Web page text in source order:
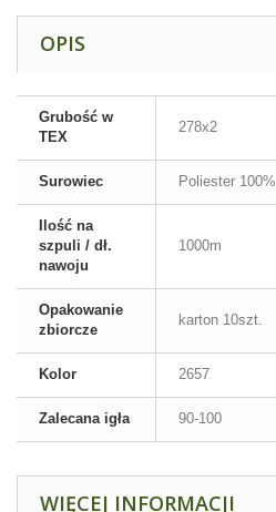
OPIS
Grubość w
TEX
278x2
Surowiec Poliester 100%
Ilość na
szpuli / dł.
nawoju
1000m
Opakowanie
zbiorcze
karton 10szt.
Kolor 2657
Zalecana igła 90-100
WIĘCEJ INFORMACJI